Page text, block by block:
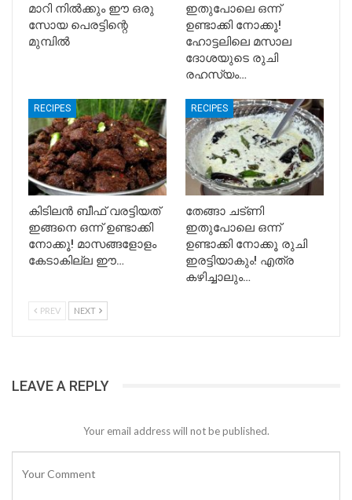
മാറി നിൽക്കും ഈ ഒരു
സോയ പെരട്ടിന്റെ
മുമ്പിൽ
ഇതുപോലെ ഒന്ന്
ഉണ്ടാക്കി നോക്കൂ!
ഹോട്ടലിലെ മസാല
ദോശയുടെ രുചി
രഹസ്യം…
RECIPES
കിടിലൻ ബീഫ് വരട്ടിയത്
ഇങ്ങനെ ഒന്ന് ഉണ്ടാക്കി
നോക്കൂ! മാസങ്ങളോളം
കേടാകില്ല ഈ…
RECIPES
തേങ്ങാ ചട്ണി
ഇതുപോലെ ഒന്ന്
ഉണ്ടാക്കി നോക്കൂ രുചി
ഇരട്ടിയാകും! എത്ര
കഴിച്ചാലും…
PREV NEXT
LEAVE A REPLY
Your email address will not be published.